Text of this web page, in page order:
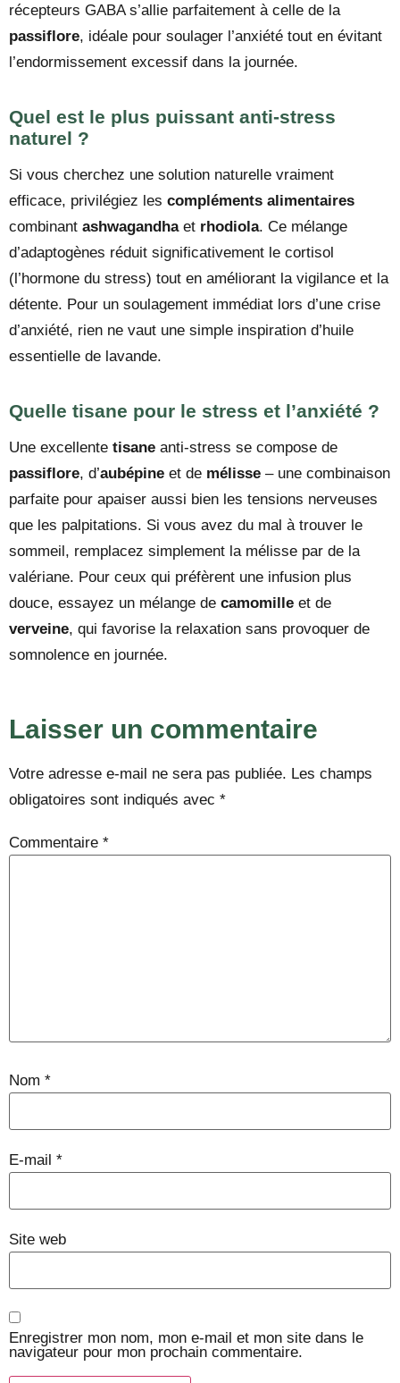
récepteurs GABA s’allie parfaitement à celle de la
passiflore, idéale pour soulager l’anxiété tout en évitant
l’endormissement excessif dans la journée.
Quel est le plus puissant anti-stress
naturel ?
Si vous cherchez une solution naturelle vraiment
efficace, privilégiez les compléments alimentaires
combinant ashwagandhaet rhodiola. Ce mélange
d’adaptogènes réduit significativement le cortisol
(l’hormone du stress) tout en améliorant la vigilance et la
détente. Pour un soulagement immédiat lors d’une crise
d’anxiété, rien ne vaut une simple inspiration d’huile
essentielle de lavande.
Quelle tisane pour le stress et l’anxiété ?
Une excellente tisane anti-stress se compose de
passiflore, d’aubépine et de mélisse – une combinaison
parfaite pour apaiser aussi bien les tensions nerveuses
que les palpitations. Si vous avez du mal à trouver le
sommeil, remplacez simplement la mélisse par de la
valériane. Pour ceux qui préfèrent une infusion plus
douce, essayez un mélange de camomille et de
verveine, qui favorise la relaxation sans provoquer de
somnolence en journée.
Laisser un commentaire
Votre adresse e-mail ne sera pas publiée. Les champs
obligatoires sont indiqués avec *
Commentaire *
Nom *
E-mail *
Site web
Enregistrer mon nom, mon e-mail et mon site dans le
navigateur pour mon prochain commentaire.